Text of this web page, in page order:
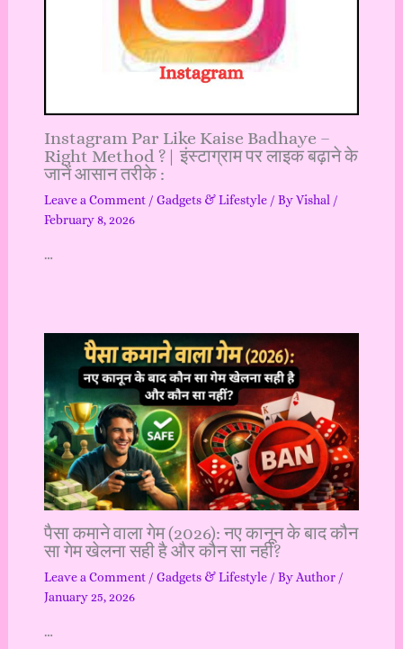
Instagram Par Like Kaise Badhaye –
Right Method ?| इंस्टाग्राम पर लाइक बढ़ाने के
जानें आसान तरीके :
Leave a Comment / Gadgets & Lifestyle/ ByVishal /
February 8, 2026
…
पैसा कमाने वाला गेम (2026): नए कानून के बाद कौन
सा गेम खेलना सही है और कौन सा नहीं?
Leave a Comment / Gadgets & Lifestyle/ By Author /
January 25, 2026
…